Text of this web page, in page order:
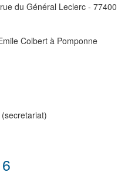
du Général Leclerc - 77400
Colbert à Pomponne
(secretariat)